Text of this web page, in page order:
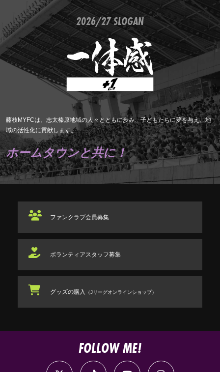
2026/27 SLOGAN
藤枝MYFCは、志太榛原地域の人々とともに歩み、子どもたちに夢を与え、地
域の活性化に貢献します。
ホームタウンと共に！
ファンクラブ会員募集
ボランティアスタッフ募集
グッズの購入 （Jリーグオンラインショップ）
FOLLOW ME!